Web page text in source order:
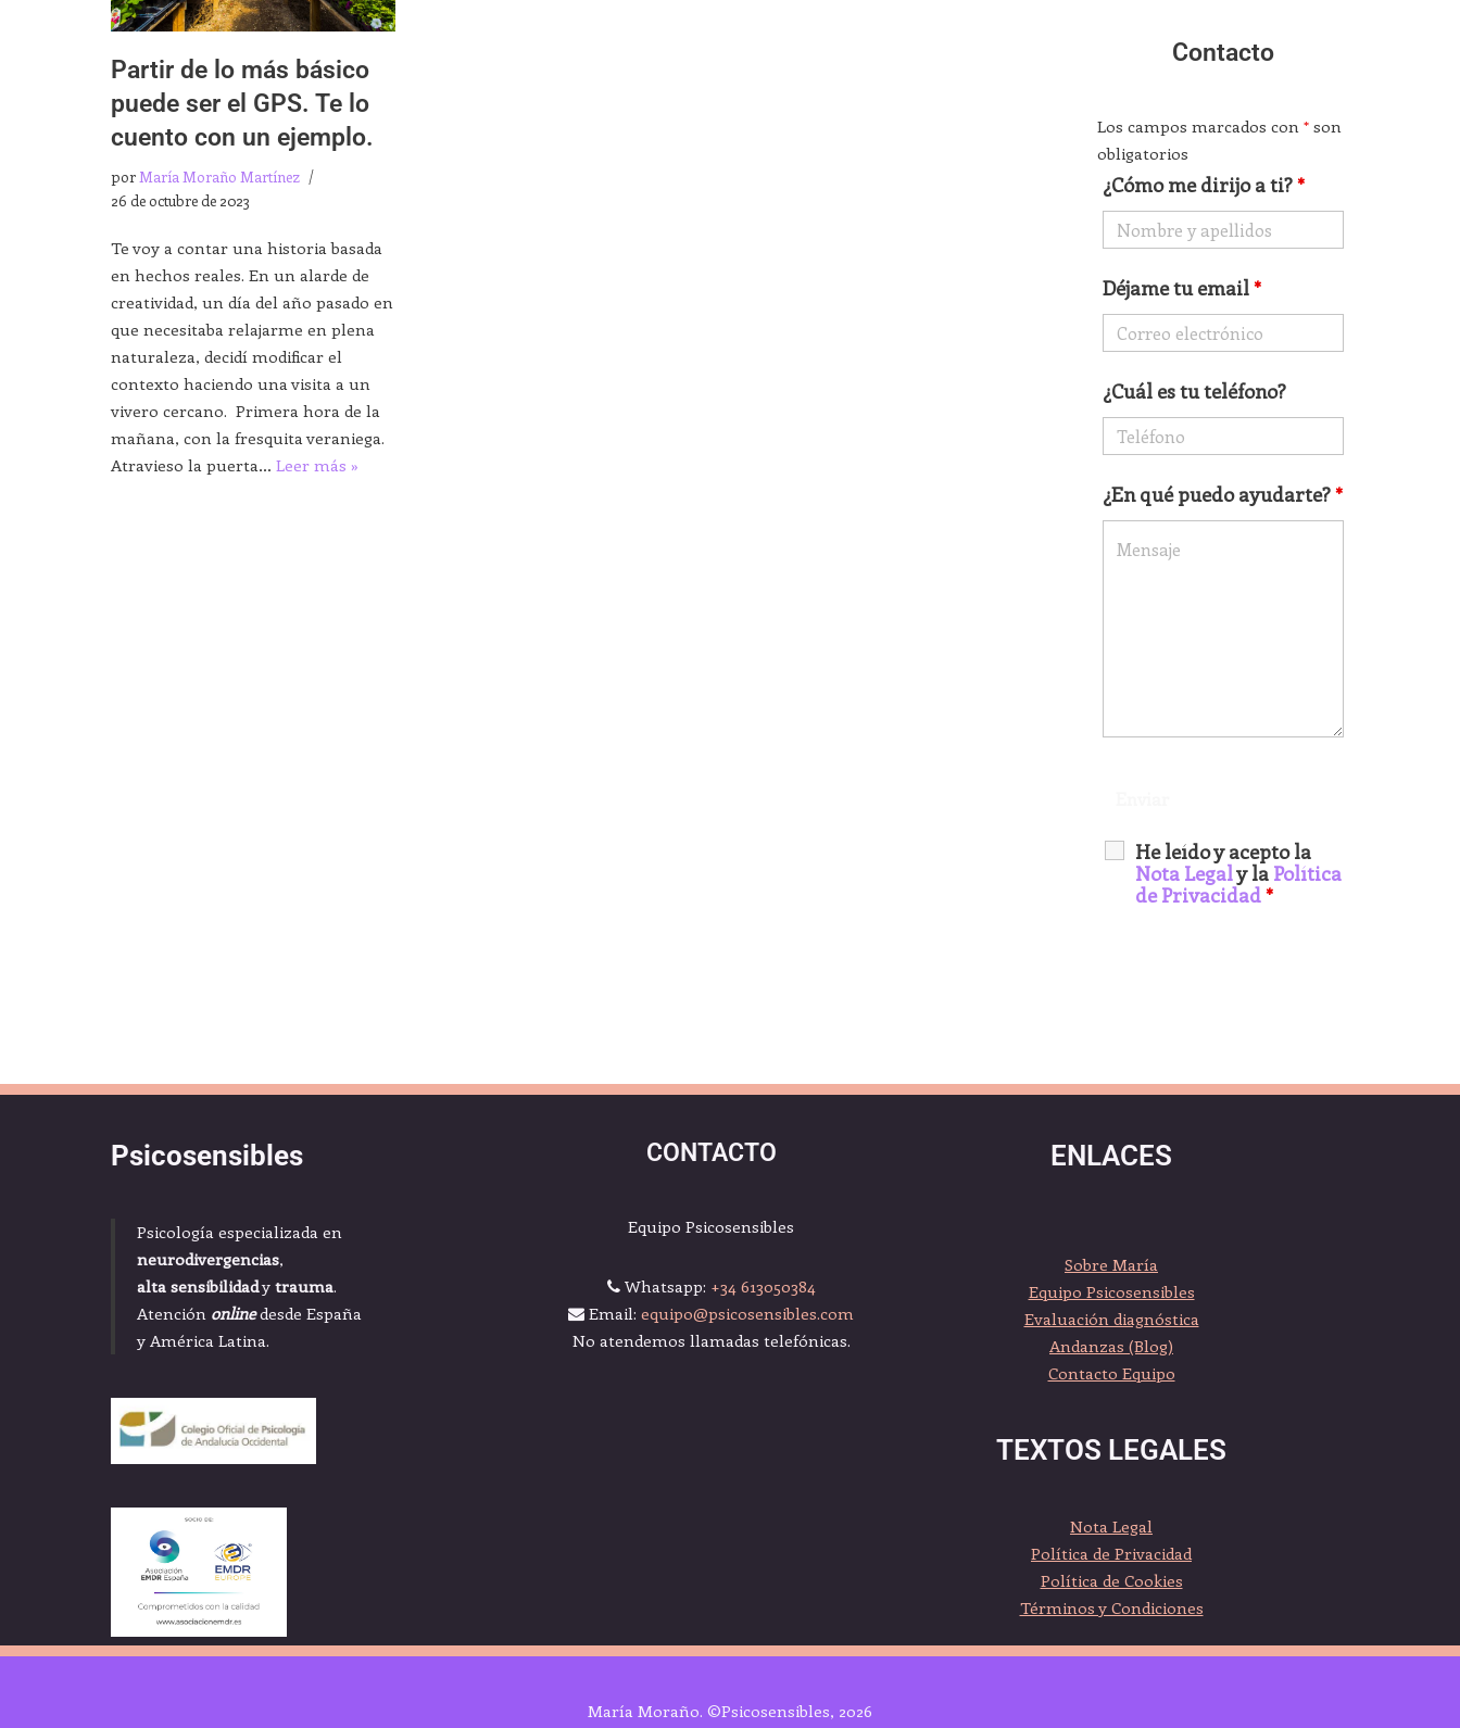
Partir de lo más básico
puede ser el GPS. Te lo
cuento con un ejemplo.
por María Moraño Martínez
26 de octubre de 2023
Te voy a contar una historia basada
en hechos reales. En un alarde de
creatividad, un día del año pasado en
que necesitaba relajarme en plena
naturaleza, decidí modificar el
contexto haciendo una visita a un
vivero cercano. Primera hora de la
mañana, con la fresquita veraniega.
Atravieso la puerta… Leer más »
Contacto
Los campos marcados con *son
obligatorios
¿Cómo me dirijo a ti?*
Déjame tu email*
¿Cuál es tu teléfono?
¿En qué puedo ayudarte?*
He leído y acepto la
Nota Legaly la Política
de Privacidad*
Psicosensibles
Psicología especializada en
neurodivergencias,
alta sensibilidady trauma.
Atención onlinedesde España
y América Latina.
CONTACTO
Equipo Psicosensibles
Whatsapp: +34 613050384
Email: equipo@psicosensibles.com
No atendemos llamadas telefónicas.
ENLACES
Sobre María
Equipo Psicosensibles
Evaluación diagnóstica
Andanzas (Blog)
Contacto Equipo
TEXTOS LEGALES
Nota Legal
Política de Privacidad
Política de Cookies
Términos y Condiciones
María Moraño. ©Psicosensibles, 2026